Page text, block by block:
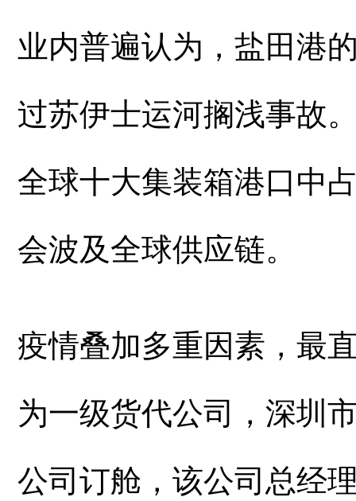
业内普遍认为，盐田港
过苏伊士运河搁浅事故
全球十大集装箱港口中
会波及全球供应链。
疫情叠加多重因素，最
为一级货代公司，深圳
公司订舱，该公司总经